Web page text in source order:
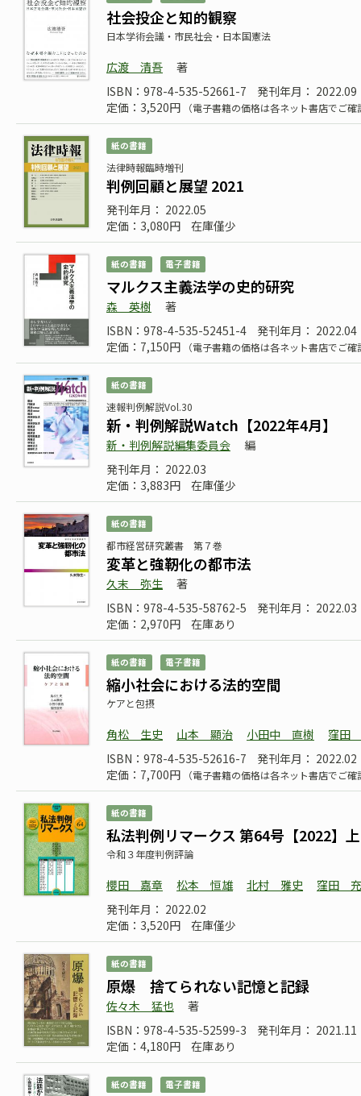
社会投企と知的観察
日本学術会議・市民社会・日本国憲法
広渡 清吾
著
ISBN：978-4-535-52661-7
発刊年月： 2022.09
定価：3,520円
（電子書籍の価格は各ネット書店でご
紙の書籍
法律時報臨時増刊
判例回顧と展望 2021
発刊年月： 2022.05
定価：3,080円
在庫僅少
紙の書籍 電子書籍
マルクス主義法学の史的研究
森 英樹
著
ISBN：978-4-535-52451-4
発刊年月： 2022.04
定価：7,150円
（電子書籍の価格は各ネット書店でご
紙の書籍
速報判例解説Vol.30
新・判例解説Watch【2022年4月】
新・判例解説編集委員会
編
発刊年月： 2022.03
定価：3,883円
在庫僅少
紙の書籍
都市経営研究叢書 第７巻
変革と強靭化の都市法
久末 弥生
著
ISBN：978-4-535-58762-5
発刊年月： 2022.03
定価：2,970円
在庫あり
紙の書籍 電子書籍
縮小社会における法的空間
ケアと包摂
角松 生史 山本 顯治 小田中 直樹
窪田
ISBN：978-4-535-52616-7
発刊年月： 2022.02
定価：7,700円
（電子書籍の価格は各ネット書店でご
紙の書籍
私法判例リマークス 第64号【2022】上
令和３年度判例評論
櫻田 嘉章 松本 恒雄 北村 雅史
窪田
発刊年月： 2022.02
定価：3,520円
在庫僅少
紙の書籍
原爆 捨てられない記憶と記録
佐々木 猛也
著
ISBN：978-4-535-52599-3
発刊年月： 2021.11
定価：4,180円
在庫あり
紙の書籍 電子書籍